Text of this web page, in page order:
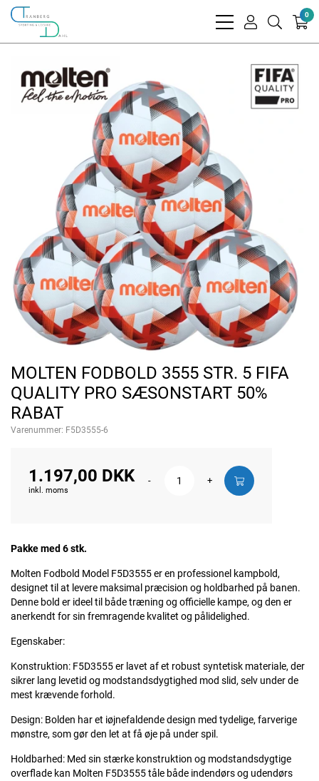
bars
user
search
0
MOLTEN FODBOLD 3555 STR. 5 FIFA
QUALITY PRO SÆSONSTART 50%
RABAT
Varenummer: F5D3555-6
1.197,00 DKK
inkl. moms
- +
Pakke med 6 stk.
Molten Fodbold Model F5D3555 er en professionel kampbold,
designet til at levere maksimal præcision og holdbarhed på banen.
Denne bold er ideel til både træning og officielle kampe, og den er
anerkendt for sin fremragende kvalitet og pålidelighed.
Egenskaber:
Konstruktion: F5D3555 er lavet af et robust syntetisk materiale, der
sikrer lang levetid og modstandsdygtighed mod slid, selv under de
mest krævende forhold.
Design: Bolden har et iøjnefaldende design med tydelige, farverige
mønstre, som gør den let at få øje på under spil.
Holdbarhed: Med sin stærke konstruktion og modstandsdygtige
overflade kan Molten F5D3555 tåle både indendørs og udendørs